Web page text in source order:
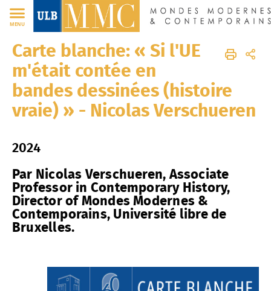
FR
MENU
MMC FR Médias Presse Presse écrite
Carte blanche: « Si l'UE
m'était contée en
bandes dessinées (histoire
vraie) » - Nicolas Verschueren
2024
Par Nicolas Verschueren, Associate
Professor in Contemporary History,
Director of Mondes Modernes &
Contemporains, Université libre de
Bruxelles.